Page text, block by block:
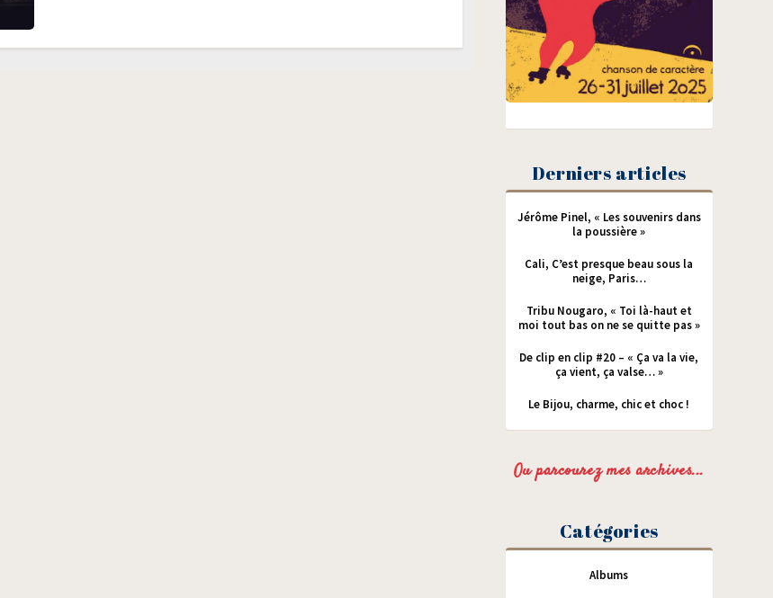
Derniers articles
Jérôme Pinel, « Les souvenirs dans
la poussière »
Cali, C’est presque beau sous la
neige, Paris…
Tribu Nougaro, « Toi là-haut et
moi tout bas on ne se quitte pas »
De clip en clip #20 – « Ça va la vie,
ça vient, ça valse… »
Le Bijou, charme, chic et choc !
Ou parcourez mes archives...
Catégories
Albums